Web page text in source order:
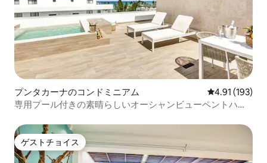
プンタカーナのコンドミニアム レビュー193
4.91 (193)
専用プール付きの素晴らしいオーシャンビューペントハウ
ゲストチョイス
ゲストチョイス